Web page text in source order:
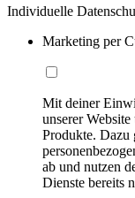
Individuelle
Marketing per
Mit deiner
unserer
Produkte. Dazu
ab und nutzen
Dienste bereits